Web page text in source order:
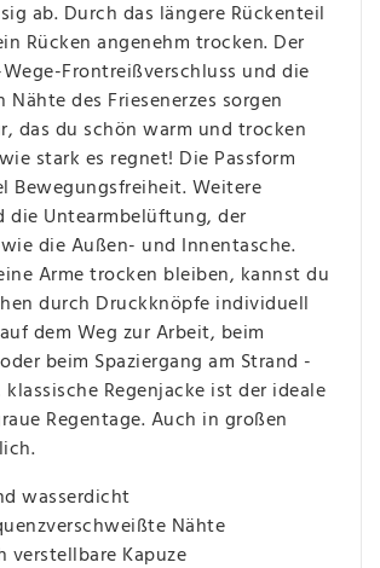
ab. Durch das längere Rückenteil
Rücken angenehm trocken. Der
Frontreißverschluss und die
des Friesenerzes sorgen
das du schön warm und trocken
stark es regnet! Die Passform
Bewegungsfreiheit. Weitere
die Untearmbelüftung, der
die Außen- und Innentasche.
Arme trocken bleiben, kannst du
durch Druckknöpfe individuell
dem Weg zur Arbeit, beim
beim Spaziergang am Strand -
Regenjacke ist der ideale
Regentage. Auch in großen
wasserdicht
Nähte
verstellbare Kapuze